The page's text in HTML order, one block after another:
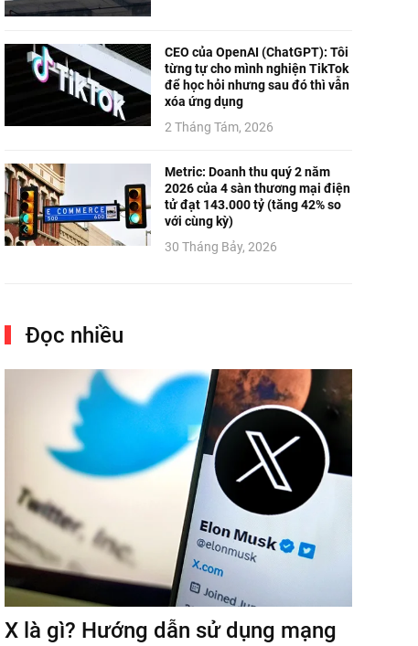
CEO của OpenAI (ChatGPT): Tôi
từng tự cho mình nghiện TikTok
để học hỏi nhưng sau đó thì vẫn
xóa ứng dụng
2 Tháng Tám, 2026
Metric: Doanh thu quý 2 năm
2026 của 4 sàn thương mại điện
tử đạt 143.000 tỷ (tăng 42% so
với cùng kỳ)
30 Tháng Bảy, 2026
Đọc nhiều
X là gì? Hướng dẫn sử dụng mạng